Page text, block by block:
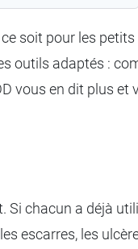
soit pour les
outils adaptés :
vous en dit plus
Si chacun a déjà
escarres, les